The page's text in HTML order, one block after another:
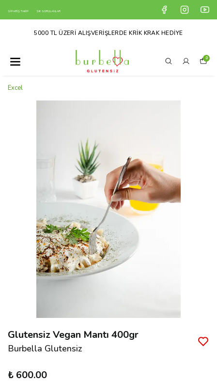
SİPARİŞ TAKİP SIK SORULANLAR
5000 TL ÜZERİ ALIŞVERİŞLERDE KRİK KRAK HEDİYE
0
Excel
Glutensiz Vegan Mantı 400gr
Burbella Glutensiz
₺ 600.00